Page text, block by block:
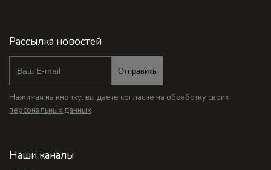
Рассылка новостей
Отправить
Нажимая на кнопку, вы даете согласие на обработку своих
персональных данных
Наши каналы